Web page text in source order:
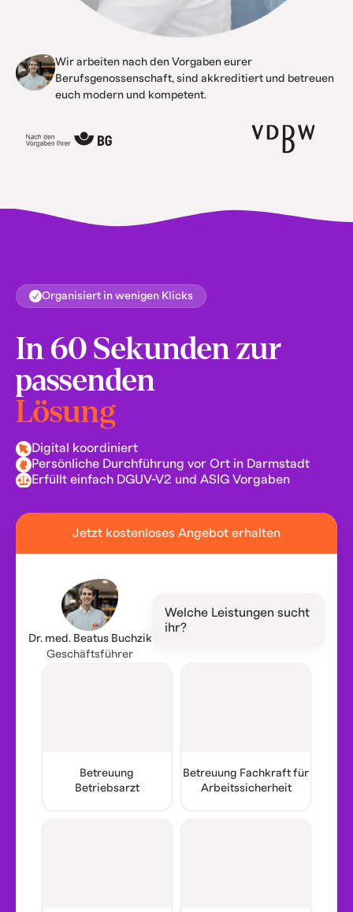
Wir arbeiten nach den Vorgaben eurer
Berufsgenossenschaft, sind akkreditiert und betreuen
euch modern und kompetent.
Organisiert in wenigen Klicks
In 60 Sekunden zur
passenden
Lösung
Digital koordiniert
Persönliche Durchführung vor Ort in Darmstadt
Erfüllt einfach DGUV-V2 und ASIG Vorgaben
Jetzt kostenloses Angebot erhalten
Dr. med. Beatus Buchzik
Geschäftsführer
Welche Leistungen sucht
ihr?
Betreuung
Betriebsarzt
Betreuung Fachkraft für
Arbeitssicherheit